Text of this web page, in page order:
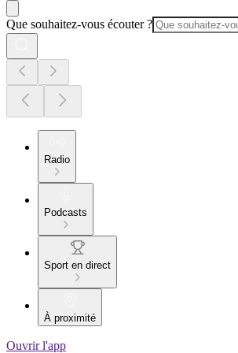
Que souhaitez-vous écouter ?
Radio
Podcasts
Sport en direct
À proximité
Ouvrir l'app